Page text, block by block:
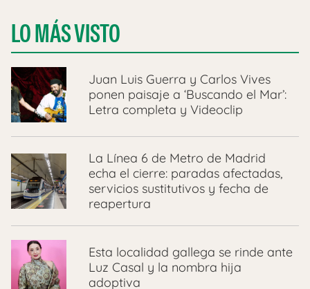
LO MÁS VISTO
Juan Luis Guerra y Carlos Vives
ponen paisaje a ‘Buscando el Mar’:
Letra completa y Videoclip
La Línea 6 de Metro de Madrid
echa el cierre: paradas afectadas,
servicios sustitutivos y fecha de
reapertura
Esta localidad gallega se rinde ante
Luz Casal y la nombra hija
adoptiva